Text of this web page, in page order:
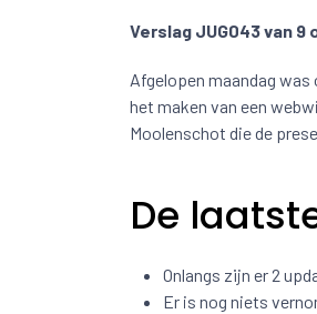
Verslag JUG043 van 9
Afgelopen maandag
het maken van een
Moolenschot die de
De
Onlangs zijn er 2
Er is nog niets